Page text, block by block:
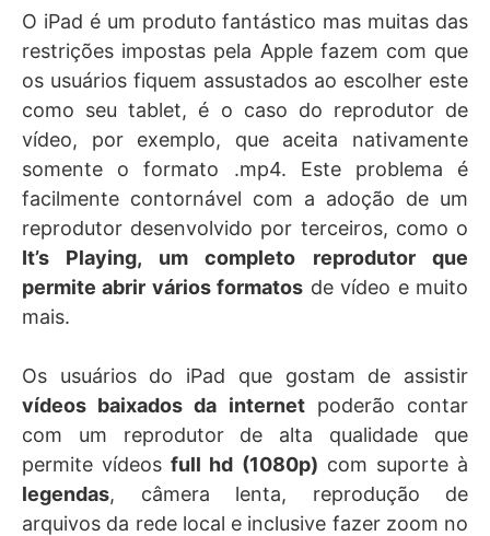
O iPad é um produto fantástico mas muitas das
restrições impostas pela Apple fazem com que
os usuários fiquem assustados ao escolher este
como seu tablet, é o caso do reprodutor de
vídeo, por exemplo, que aceita nativamente
somente o formato .mp4. Este problema é
facilmente contornável com a adoção de um
reprodutor desenvolvido por terceiros, como o
It’s Playing, um completo reprodutor que
permite abrir vários formatos de vídeo e muito
mais.
Os usuários do iPad que gostam de assistir
vídeos baixados da internetpoderão contar
com um reprodutor de alta qualidade que
permite vídeosfull hd (1080p) com suporte à
legendas, câmera lenta, reprodução de
arquivos da rede local e inclusive fazer zoom no